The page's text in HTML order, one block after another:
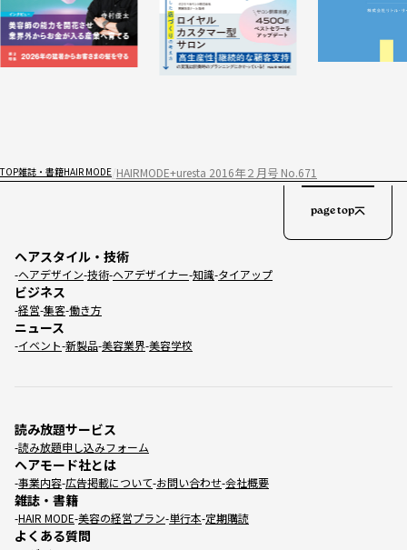
TOP雑誌・書籍HAIR MODE HAIRMODE+uresta 2016年２月号 No.671
ヘアスタイル・技術
ヘアデザイン 技術 ヘアデザイナー 知識 タイアップ
ビジネス
経営 集客 働き方
ニュース
イベント 新製品 美容業界 美容学校
読み放題サービス
読み放題申し込みフォーム
ヘアモード社とは
事業内容 広告掲載について お問い合わせ 会社概要
雑誌・書籍
HAIR MODE 美容の経営プラン 単行本 定期購読
よくある質問
page top